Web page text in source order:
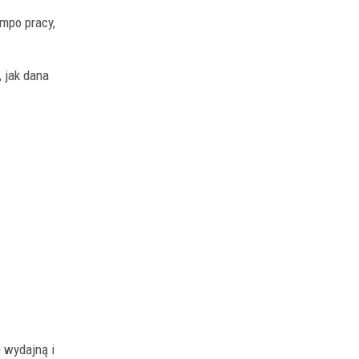
pracy,
dana
wydajną i